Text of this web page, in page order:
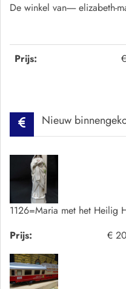
Prijs:
De winkel van-----
Nieuw
1126=Maria met het Heilig
Prijs:
€